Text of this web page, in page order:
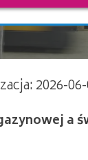
2026-
a